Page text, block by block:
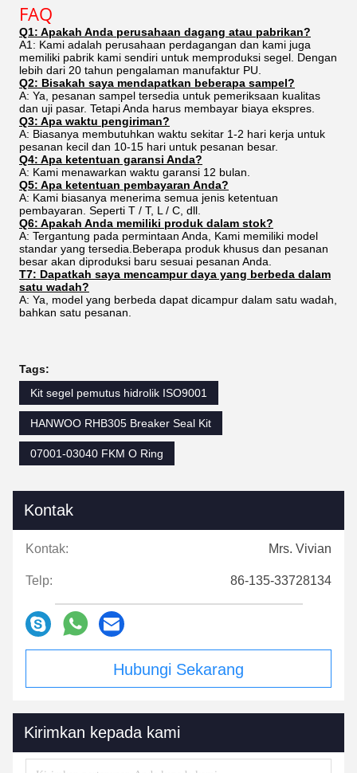
FAQ
Q1: Apakah Anda perusahaan dagang atau pabrikan?
A1: Kami adalah perusahaan perdagangan dan kami juga
memiliki pabrik kami sendiri untuk memproduksi segel. Dengan
lebih dari 20 tahun pengalaman manufaktur PU.
Q2: Bisakah saya mendapatkan beberapa sampel?
A: Ya, pesanan sampel tersedia untuk pemeriksaan kualitas
dan uji pasar. Tetapi Anda harus membayar biaya ekspres.
Q3: Apa waktu pengiriman?
A: Biasanya membutuhkan waktu sekitar 1-2 hari kerja untuk
pesanan kecil dan 10-15 hari untuk pesanan besar.
Q4: Apa ketentuan garansi Anda?
A: Kami menawarkan waktu garansi 12 bulan.
Q5: Apa ketentuan pembayaran Anda?
A: Kami biasanya menerima semua jenis ketentuan
pembayaran. Seperti T / T, L / C, dll.
Q6: Apakah Anda memiliki produk dalam stok?
A: Tergantung pada permintaan Anda, Kami memiliki model
standar yang tersedia.Beberapa produk khusus dan pesanan
besar akan diproduksi baru sesuai pesanan Anda.
T7: Dapatkah saya mencampur daya yang berbeda dalam
satu wadah?
A: Ya, model yang berbeda dapat dicampur dalam satu wadah,
bahkan satu pesanan.
Tags:
Kit segel pemutus hidrolik ISO9001
HANWOO RHB305 Breaker Seal Kit
07001-03040 FKM O Ring
Kontak
Kontak: Mrs. Vivian
Telp: 86-135-33728134
Hubungi Sekarang
Kirimkan kepada kami